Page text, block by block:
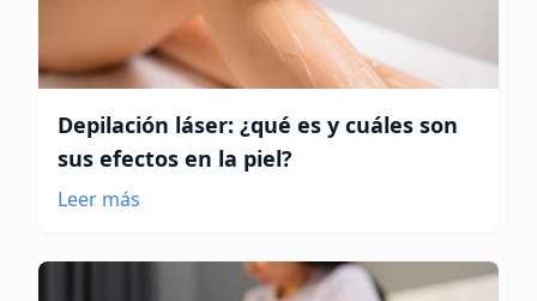
Depilación láser: ¿qué es y cuáles son
sus efectos en la piel?
Leer más